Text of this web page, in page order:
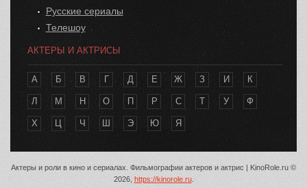
Русские сериалы
Телешоу
АКТЕРЫ И АКТРИСЫ
А Б В Г Д Е Ж З И К
Л М Н О П Р С Т У Ф
Х Ц Ч Ш Э Ю Я
Актеры и роли в кино и сериалах. Фильмографии актеров и актрис | KinoRole.ru ©
2026, https://kinorole.ru.